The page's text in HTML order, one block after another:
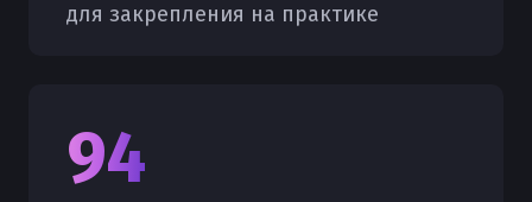
для закрепления на практике
94